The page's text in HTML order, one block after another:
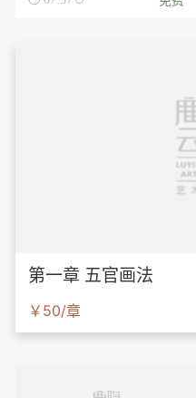
第一章 五官画法
￥50/章